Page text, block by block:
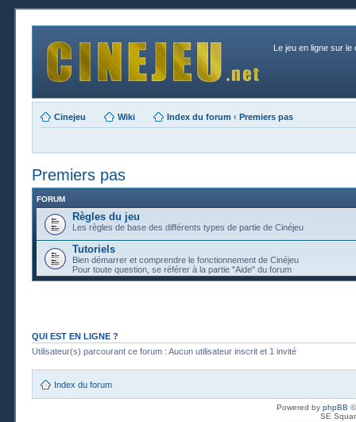
Le jeu en ligne sur le
Cinejeu Wiki Index du forum ‹ Premiers pas
Premiers pas
FORUM
Règles du jeu
Les règles de base des différents types de partie de Cinéjeu
Tutoriels
Bien démarrer et comprendre le fonctionnement de Cinéjeu
Pour toute question, se référer à la partie "Aide" du forum
QUI EST EN LIGNE ?
Utilisateur(s) parcourant ce forum : Aucun utilisateur inscrit et 1 invité
Index du forum
Powered by phpBB
SE